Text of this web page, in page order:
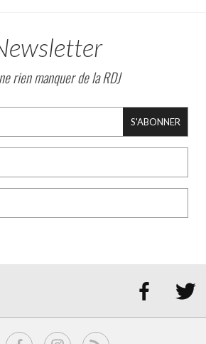
rien manquer de la RDJ
S'ABONNER
 